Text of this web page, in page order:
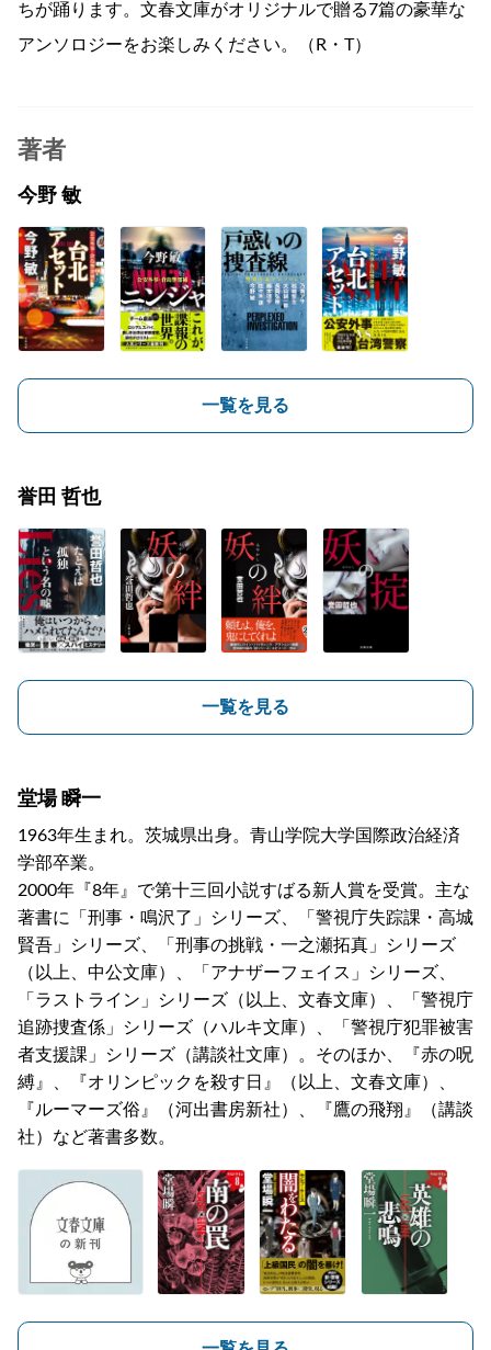
ちが踊ります。文春文庫がオリジナルで贈る7篇の豪華な
アンソロジーをお楽しみください。（R・T）
著者
今野 敏
一覧を見る
誉田 哲也
一覧を見る
堂場 瞬一
1963年生まれ。茨城県出身。青山学院大学国際政治経済
学部卒業。
2000年『8年』で第十三回小説すばる新人賞を受賞。主な
著書に「刑事・鳴沢了」シリーズ、「警視庁失踪課・高城
賢吾」シリーズ、「刑事の挑戦・一之瀬拓真」シリーズ
（以上、中公文庫）、「アナザーフェイス」シリーズ、
「ラストライン」シリーズ（以上、文春文庫）、「警視庁
追跡捜査係」シリーズ（ハルキ文庫）、「警視庁犯罪被害
者支援課」シリーズ（講談社文庫）。そのほか、『赤の呪
縛』、『オリンピックを殺す日』（以上、文春文庫）、
『ルーマーズ俗』（河出書房新社）、『鷹の飛翔』（講談
社）など著書多数。